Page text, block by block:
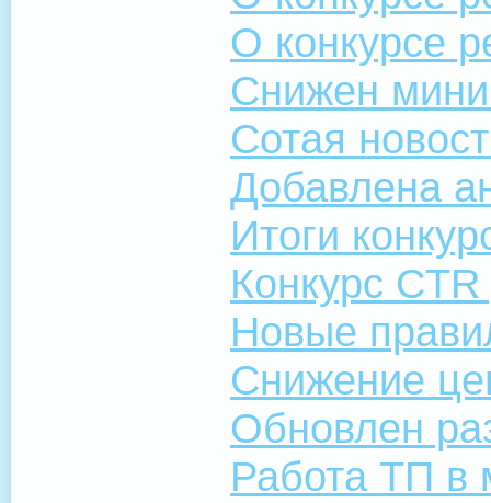
О конкурсе
Снижен
Сотая
Добавлена
Итоги
Конкурс
Новые
Снижение
Обновлен
Работа ТП в